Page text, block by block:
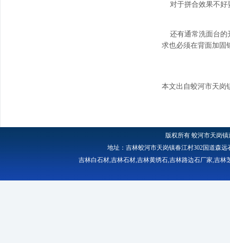
对于拼合效果不好
还有通常洗面台的
求也必须在背面加固
本文出自蛟河市天岗
版权所有蛟河市天岗
地址：吉林蛟河市天岗镇春江村302国道森远
吉林白石材,吉林石材,吉林黄绣石,吉林路边石厂家,吉林